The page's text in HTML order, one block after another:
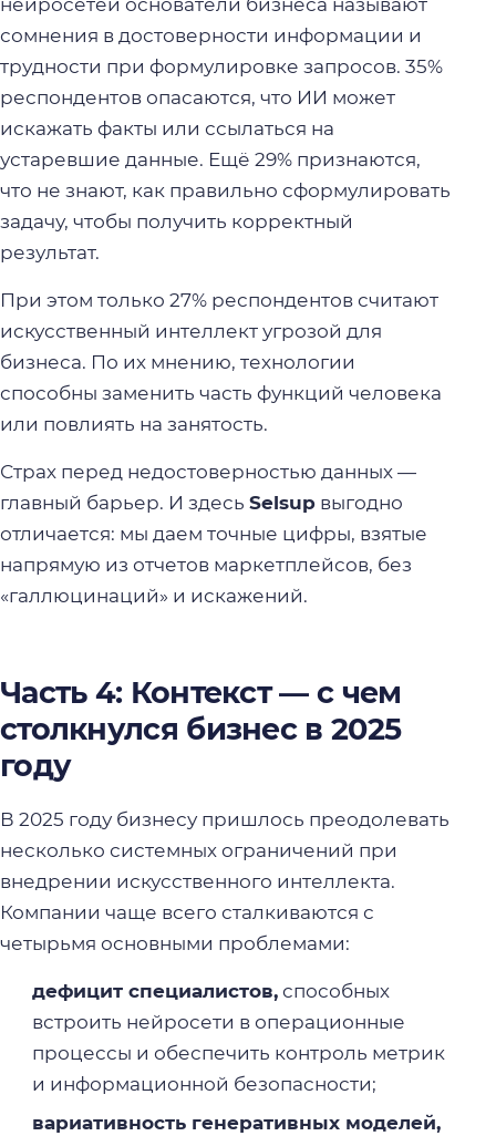
нейросетей основатели бизнеса называют
сомнения в достоверности информации и
трудности при формулировке запросов. 35%
респондентов опасаются, что ИИ может
искажать факты или ссылаться на
устаревшие данные. Ещё 29% признаются,
что не знают, как правильно сформулировать
задачу, чтобы получить корректный
результат.
При этом только 27% респондентов считают
искусственный интеллект угрозой для
бизнеса. По их мнению, технологии
способны заменить часть функций человека
или повлиять на занятость.
Страх перед недостоверностью данных —
главный барьер. И здесь Selsup выгодно
отличается: мы даем точные цифры, взятые
напрямую из отчетов маркетплейсов, без
«галлюцинаций» и искажений.
Часть 4: Контекст — с чем
столкнулся бизнес в 2025
году
В 2025 году бизнесу пришлось преодолевать
несколько системных ограничений при
внедрении искусственного интеллекта.
Компании чаще всего сталкиваются с
четырьмя основными проблемами:
дефицит специалистов,способных
встроить нейросети в операционные
процессы и обеспечить контроль метрик
и информационной безопасности;
вариативность генеративных моделей,